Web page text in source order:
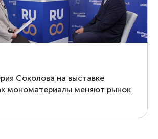
Соколова на выставке
мономатериалы меняют рынок